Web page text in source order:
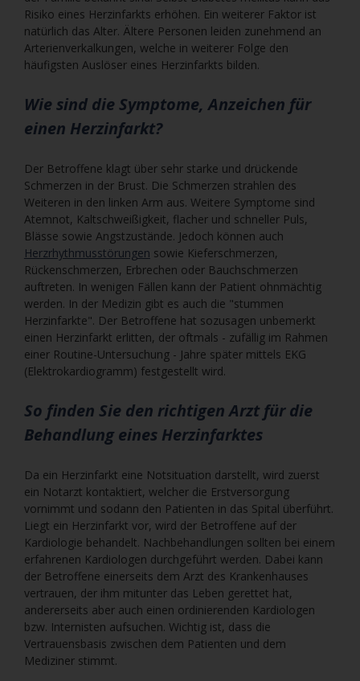
Risiko eines Herzinfarkts erhöhen. Ein weiterer Faktor ist
natürlich das Alter. Ältere Personen leiden zunehmend an
Arterienverkalkungen, welche in weiterer Folge den
häufigsten Auslöser eines Herzinfarkts bilden.
Wie sind die Symptome, Anzeichen für
einen Herzinfarkt?
Der Betroffene klagt über sehr starke und drückende
Schmerzen in der Brust. Die Schmerzen strahlen des
Weiteren in den linken Arm aus. Weitere Symptome sind
Atemnot, Kaltschweißigkeit, flacher und schneller Puls,
Blässe sowie Angstzustände. Jedoch können auch
Herzrhythmusstörungen sowie Kieferschmerzen,
Rückenschmerzen, Erbrechen oder Bauchschmerzen
auftreten. In wenigen Fällen kann der Patient ohnmächtig
werden. In der Medizin gibt es auch die "stummen
Herzinfarkte". Der Betroffene hat sozusagen unbemerkt
einen Herzinfarkt erlitten, der oftmals - zufällig im Rahmen
einer Routine-Untersuchung - Jahre später mittels EKG
(Elektrokardiogramm) festgestellt wird.
So finden Sie den richtigen Arzt für die
Behandlung eines Herzinfarktes
Da ein Herzinfarkt eine Notsituation darstellt, wird zuerst
ein Notarzt kontaktiert, welcher die Erstversorgung
vornimmt und sodann den Patienten in das Spital überführt.
Liegt ein Herzinfarkt vor, wird der Betroffene auf der
Kardiologie behandelt. Nachbehandlungen sollten bei einem
erfahrenen Kardiologen durchgeführt werden. Dabei kann
der Betroffene einerseits dem Arzt des Krankenhauses
vertrauen, der ihm mitunter das Leben gerettet hat,
andererseits aber auch einen ordinierenden Kardiologen
bzw. Internisten aufsuchen. Wichtig ist, dass die
Vertrauensbasis zwischen dem Patienten und dem
Mediziner stimmt.